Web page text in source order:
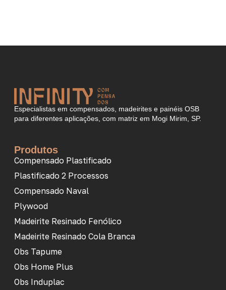
Especialistas em compensados, madeirites e painéis OSB
para diferentes aplicações, com matriz em Mogi Mirim, SP.
Produtos
Compensado Plastificado
Plastificado 2 Processos
Compensado Naval
Plywood
Madeirite Resinado Fenólico
Madeirite Resinado Cola Branca
Obs Tapume
Obs Home Plus
Obs Induplac